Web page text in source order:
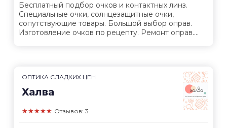
Бесплатный подбор очков и контактных линз.
Специальные очки, солнцезащитные очки,
сопутствующие товары. Большой выбор оправ.
Изготовление очков по рецепту. Ремонт оправ....
ОПТИКА СЛАДКИХ ЦЕН
Халва
★★★★★ Отзывов: 3